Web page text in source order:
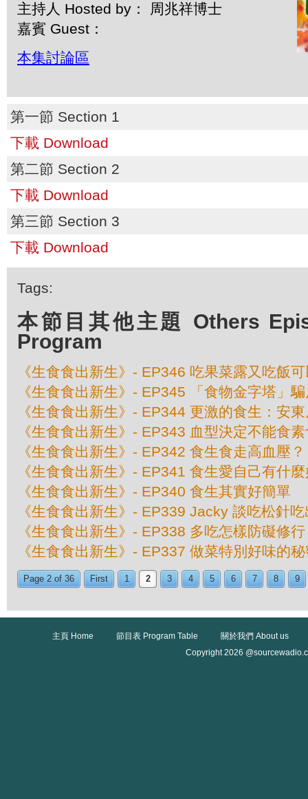
主持人 Hosted by： 周兆祥博士
嘉賓 Guest：
本集討論區
第一節 Section 1
下載 Download
第二節 Section 2
下載 Download
第三節 Section 3
下載 Download
Tags:
本節目其他主題 Others
Program
《生食食出新生》- EP346 吃果菜露又吃飯
《生食食出新生》- EP345 「食物金字塔」
《生食食出新生》- EP344 更激的食生：安
《生食食出新生》- EP343 血型決定不能食
《生食食出新生》- EP342 食生食走高血壓？
《生食食出新生》- EP341 食生愛自己有什
《生食食出新生》- EP340 食生其實好簡單
《生食食出新生》- EP339 Jacky 談吃松針
《生食食出新生》- EP338 多吃怎樣防礙修行
《生食食出新生》- EP337 做菜特別好味的
Page 2 of 36 First 1 2 3 4 5 6 7 8 9
主頁 Home 節目表 Program Table
關於我們 About us
Copyright 2026